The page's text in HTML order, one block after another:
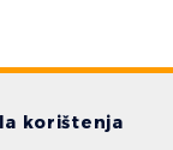
korištenja